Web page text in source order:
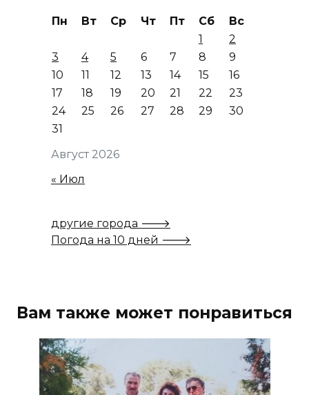
Август 2026
Пн Вт Ср Чт Пт Сб
Вс
1
2
3
4 5 6 7 8
9
10
11 12 13 14 15
16
17
18 19 20 21 22
23
24
25 26 27 28 29
30
31
« Июл
другие города 🡒
Погода на 10 дней 🡒
Вам также может понравиться